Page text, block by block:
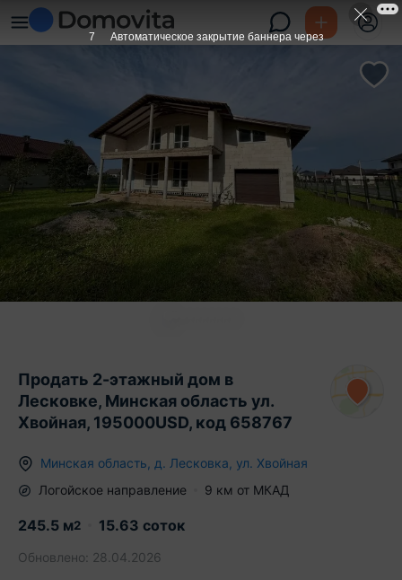
Продать 2-этажный дом в
Лесковке, Минская область ул.
Хвойная, 195000USD, код 658767
Минская область д. Лесковка ул. Хвойная
Логойское направление 9 км от МКАД
245.5 м2 15.63 соток
Обновлено: 28.04.2026
6 Автоматическое закрытие баннера через